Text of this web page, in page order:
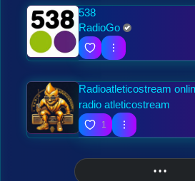
538
RadioGo
Radioatleticostream
radio atleticostream
1
• • •